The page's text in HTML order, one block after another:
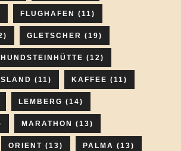
FLUGHAFEN (11)
GLETSCHER (19)
HUNDSTEINHÜTTE (12)
ISLAND (11) KAFFEE (11)
LEMBERG (14)
MARATHON (13)
ORIENT (13) PALMA (13)